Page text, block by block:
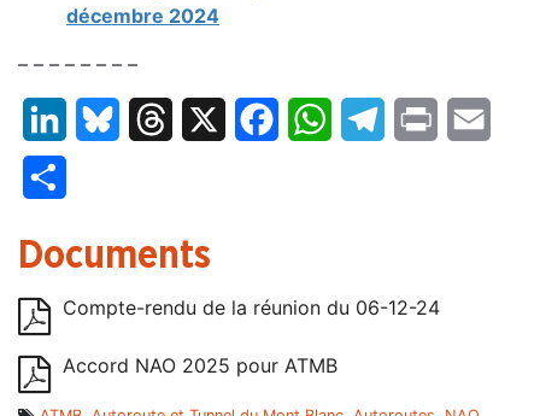
décembre 2024
– – – – – – – –
LinkedInBluesky Threads FacebookWhatsAppTelegram
Print
Documents
Compte-rendu de la réunion du 06-12-24
Accord NAO 2025 pour ATMB